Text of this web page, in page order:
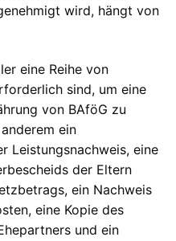
wird, hängt von
eine Reihe von
sind, um eine
von BAföG zu
ein
Leistungsnachweis, eine
der Eltern
ein Nachweis
eine Kopie des
und ein